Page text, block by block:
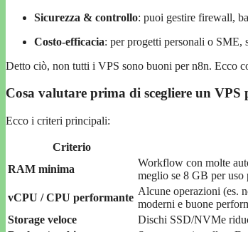
Sicurezza & controllo: puoi gestire firewall,
Costo-efficacia: per progetti personali o SME,
Detto ciò, non tutti i VPS sono buoni per n8n. Ecco
Cosa valutare prima di scegliere un VPS
Ecco i criteri principali:
Criterio
RAM minima
Workflow con molte
meglio se 8 GB per uso
vCPU / CPU performante
Alcune operazioni (es.
moderni e buone
Storage veloce
Dischi SSD/NVMe